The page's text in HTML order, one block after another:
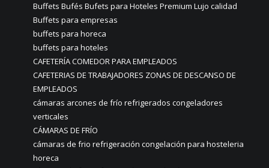
Buffets Bufés Bufets para Hoteles Premium Lujo calidad
Buffets para empresas
buffets para horeca
buffets para hoteles
CAFETERÍA COMEDOR PARA EMPLEADOS
CAFETERIAS DE TRABAJADORES ZONAS DE DESCANSO DE
EMPLEADOS
cámaras arcones de frío refrigerados congeladores
verticales
CÁMARAS DE FRÍO
cámaras de frio refrigeración congelación para hosteleria
horeca